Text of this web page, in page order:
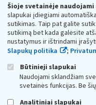
Šioje svetainėje
slapukai įdiegiami
sutikimas. Taip pat galite
sutikimą bet kada galėsite
nustatymus ir ištrindami
Slapukų politika
;
Būtinieji slapukai
Naudojami sklandžiam
svetainės funkcijas. Be
Analitiniai slapukai
Respublikos finansų
Biudžetinė įstaiga. Juridinio
adresas: Vasario 16-osios g.
vmi@vmi.lt, E. pristatymo
Duomenys apie Valstybinę
Respublikos finansų